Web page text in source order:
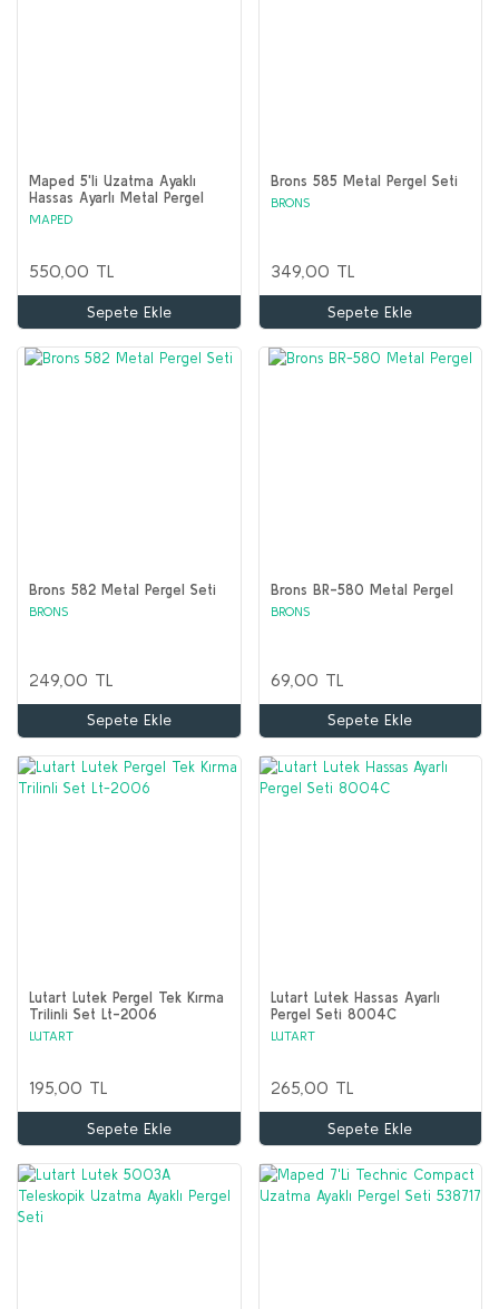
Maped 5'li Uzatma Ayaklı
Hassas Ayarlı Metal Pergel
Seti 178002
MAPED
550,00 TL
Sepete Ekle
Brons 585 Metal Pergel Seti
BRONS
349,00 TL
Sepete Ekle
Brons 582 Metal Pergel Seti
BRONS
249,00 TL
Sepete Ekle
Brons BR-580 Metal Pergel
BRONS
69,00 TL
Sepete Ekle
Lutart Lutek Pergel Tek Kırma
Trilinli Set Lt-2006
LUTART
195,00 TL
Sepete Ekle
Lutart Lutek Hassas Ayarlı
Pergel Seti 8004C
LUTART
265,00 TL
Sepete Ekle